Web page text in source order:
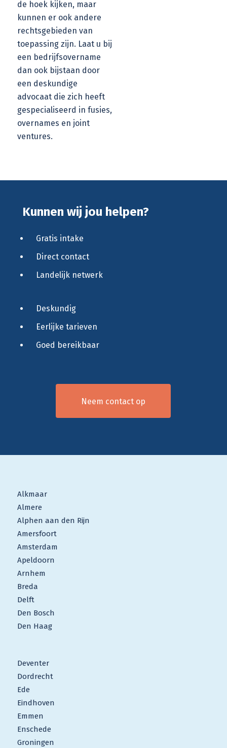
de hoek kijken, maar
kunnen er ook andere
rechtsgebieden van
toepassing zijn. Laat u bij
een bedrijfsovername
dan ook bijstaan door
een deskundige
advocaat die zich heeft
gespecialiseerd in fusies,
overnames en joint
ventures.
Kunnen wij jou helpen?
Gratis intake
Direct contact
Landelijk netwerk
Deskundig
Eerlijke tarieven
Goed bereikbaar
Neem contact op
Alkmaar
Almere
Alphen aan den Rijn
Amersfoort
Amsterdam
Apeldoorn
Arnhem
Breda
Delft
Den Bosch
Den Haag
Deventer
Dordrecht
Ede
Eindhoven
Emmen
Enschede
Groningen